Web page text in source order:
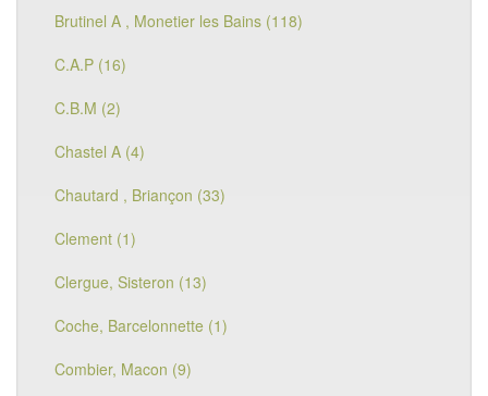
Brutinel A , Monetier les Bains (118)
C.A.P (16)
C.B.M (2)
Chastel A (4)
Chautard , Briançon (33)
Clement (1)
Clergue, Sisteron (13)
Coche, Barcelonnette (1)
Combier, Macon (9)